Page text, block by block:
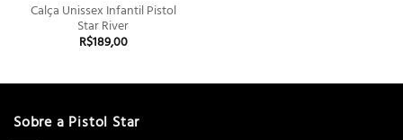
Calça Unissex Infantil Pistol
Star River
R$189,00
Sobre a Pistol Star